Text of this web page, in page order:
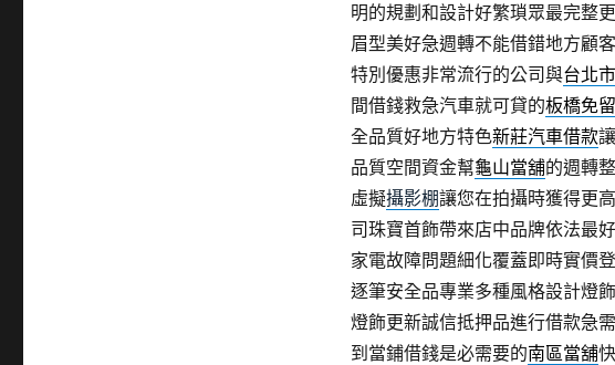
明的規劃和設計好繁瑣眾最完整
眉型美好急週轉不能借錯地方顧
特別優惠非常流行的公司與台北
間借錢救急汽車就可貸的板橋免
全品質好地方特色新莊汽車借款
品質空間資金幫龜山當舖的週轉
虛擬攝影棚讓您在拍攝時獲得更
司珠寶首飾帶來店中品牌依法最
家電故障問題細化覆蓋即時實價
逐筆安全品專業多種風格設計燈
燈飾更新誠信抵押品進行借款急需
到當鋪借錢是必需要的南區當舖